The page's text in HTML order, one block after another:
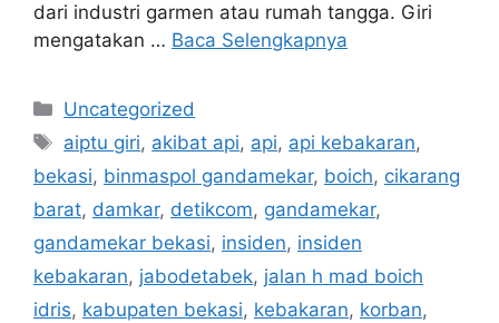
dari industri garmen atau rumah tangga. Giri
mengatakan … Baca Selengkapnya
Kategori
Uncategorized
Tag
aiptu giri, akibat api, api, api kebakaran,
bekasi, binmaspol gandamekar, boich, cikarang
barat, damkar, detikcom, gandamekar,
gandamekar bekasi, insiden, insiden
kebakaran, jabodetabek, jalan h mad boich
idris, kabupaten bekasi, kebakaran, korban,